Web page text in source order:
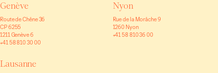
Genève
Route de Chêne 36
CP 6255
1211 Genève 6
+41 58 810 30 00
Nyon
Rue de la Morâche 9
1260 Nyon
+41 58 810 36 00
Lausanne